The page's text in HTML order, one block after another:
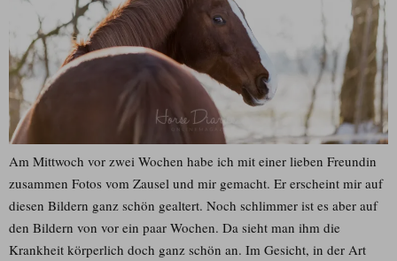
Am Mittwoch vor zwei Wochen habe ich mit einer lieben Freundin
zusammen Fotos vom Zausel und mir gemacht. Er erscheint mir auf
diesen Bildern ganz schön gealtert. Noch schlimmer ist es aber auf
den Bildern von vor ein paar Wochen. Da sieht man ihm die
Krankheit körperlich doch ganz schön an. Im Gesicht, in der Art